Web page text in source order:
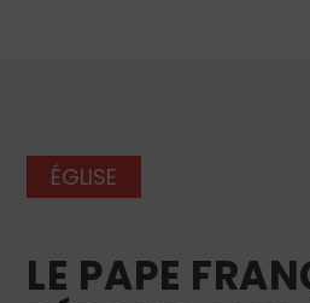
ÉGLISE
LE PAPE